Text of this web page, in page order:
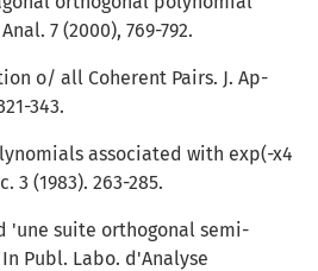
7 (2000), 769-792.
o/ all Coherent Pairs. J. Ap­
343.
associated with exp(-x4
3 (1983). 263-285.
'une suite orthogonal semi­
Publ. Labo. d'Analyse